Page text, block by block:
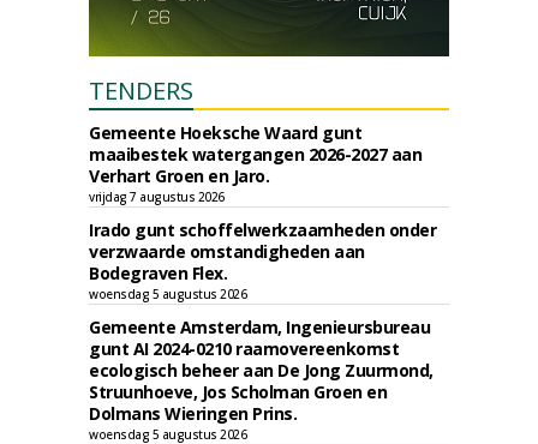
TENDERS
Gemeente Hoeksche Waard gunt
maaibestek watergangen 2026-2027 aan
Verhart Groen en Jaro.
vrijdag 7 augustus 2026
Irado gunt schoffelwerkzaamheden onder
verzwaarde omstandigheden aan
Bodegraven Flex.
woensdag 5 augustus 2026
Gemeente Amsterdam, Ingenieursbureau
gunt AI 2024-0210 raamovereenkomst
ecologisch beheer aan De Jong Zuurmond,
Struunhoeve, Jos Scholman Groen en
Dolmans Wieringen Prins.
woensdag 5 augustus 2026